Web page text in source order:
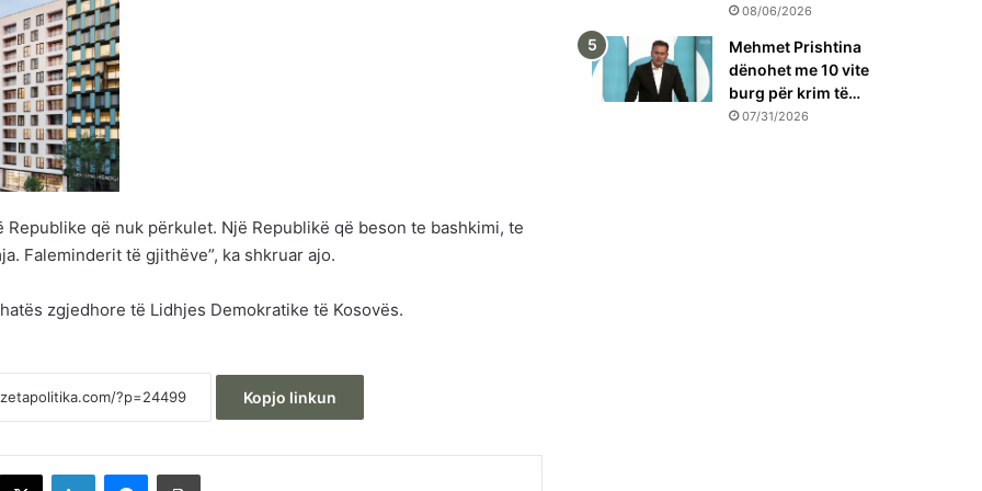
Republike që nuk përkulet. Një Republikë që beson te bashkimi, te
Faleminderit të gjithëve”, ka shkruar ajo.
zgjedhore të Lidhjes Demokratike të Kosovës.
Kopjo linkun
X LinkedInMessengerPrintoje
08/06/2026
Mehmet Prishtina
dënohet me 10 vite
burg për krim të…
07/31/2026